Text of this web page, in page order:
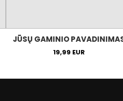
JŪSŲ GAMINIO
19,99 EUR